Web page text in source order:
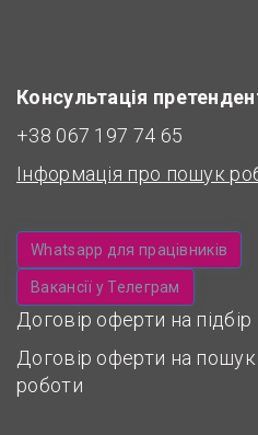
Консультація
+38 067 197 74 65
Інформація про пошук
Whatsapp для працівників
Вакансії у Телеграм
Договір оферти на
Договір оферти на
роботи